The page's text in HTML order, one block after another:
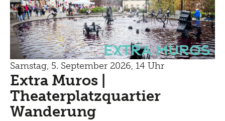
Extra Muros
Samstag, 5. September 2026, 14 Uhr
Extra Muros |
Theaterplatzquartier
Wanderung